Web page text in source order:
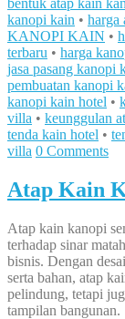
bentuk atap kain
kanopi kain • harga
KANOPI KAIN •
terbaru • harga
jasa pasang kanopi
pembuatan kanopi
kanopi kain hotel •
villa • keunggulan
tenda kain hotel •
villa 0 Comments
Atap Kain
Atap kain kanopi
terhadap sinar
bisnis. Dengan
serta bahan, atap
pelindung, tetapi
tampilan bangunan.